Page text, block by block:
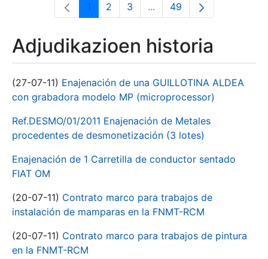
Orrialdea
1 Orrialdea
2 Orrialdea
3 ...Intermediate Pages Use
Orrialdea
49
Adjudikazioen historia
(27-07-11) Enajenación de una GUILLOTINA ALDEA
con grabadora modelo MP (microprocessor)
Ref.DESMO/01/2011 Enajenación de Metales
procedentes de desmonetización (3 lotes)
Enajenación de 1 Carretilla de conductor sentado
FIAT OM
(20-07-11) Contrato marco para trabajos de
instalación de mamparas en la FNMT-RCM
(20-07-11) Contrato marco para trabajos de pintura
en la FNMT-RCM